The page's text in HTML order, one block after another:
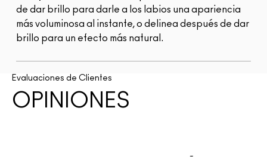
de dar brillo para darle a los labios una apariencia
más voluminosa al instante, o delinea después de dar
brillo para un efecto más natural.
Evaluaciones de Clientes
OPINIONES